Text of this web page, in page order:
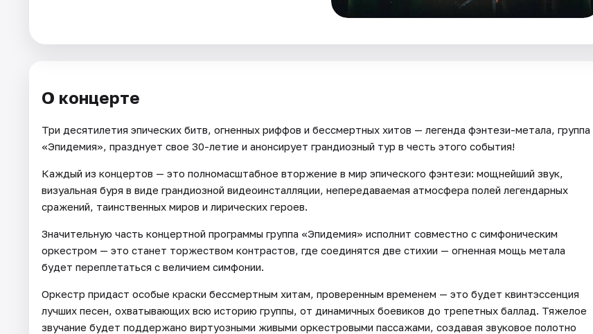
Площадки
Артисты
О концерте
Три десятилетия эпических битв, огненных риффов и бессмертных хитов — легенда фэнтези-метала, группа
«Эпидемия», празднует свое 30-летие и анонсирует грандиозный тур в честь этого события!
Каждый из концертов — это полномасштабное вторжение в мир эпического фэнтези: мощнейший звук,
визуальная буря в виде грандиозной видеоинсталляции, непередаваемая атмосфера полей легендарных
сражений, таинственных миров и лирических героев.
Значительную часть концертной программы группа «Эпидемия» исполнит совместно с симфоническим
оркестром — это станет торжеством контрастов, где соединятся две стихии — огненная мощь метала
будет переплетаться с величием симфонии.
Оркестр придаст особые краски бессмертным хитам, проверенным временем — это будет квинтэссенция
лучших песен, охватывающих всю историю группы, от динамичных боевиков до трепетных баллад. Тяжелое
звучание будет поддержано виртуозными живыми оркестровыми пассажами, создавая звуковое полотно